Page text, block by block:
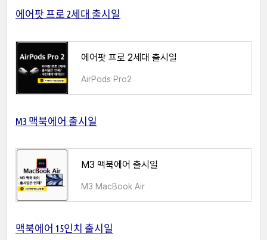
에어팟 프로 2세대 출시일
에어팟 프로 2세대 출시일
AirPods Pro2
M3 맥북에어 출시일
M3 맥북에어 출시일
M3 MacBook Air
맥북에어 15인치 출시일